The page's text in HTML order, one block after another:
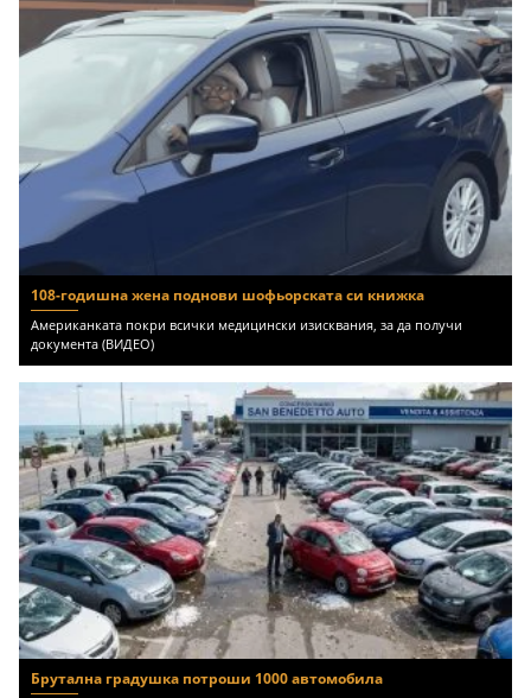
108-годишна жена поднови шофьорската си книжка
Американката покри всички медицински изисквания, за да получи
документа (ВИДЕО)
Брутална градушка потроши 1000 автомобила